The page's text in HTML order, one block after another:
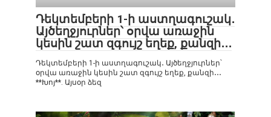
Դեկտեմբերի 1-ի աստղագուշակ․
Այծեղջյուրներ՝ օրվա առաջին
կեսին շատ զգույշ եղեք, քանզի․․․
Դեկտեմբերի 1-ի աստղագուշակ․ Այծեղջյուրներ՝
օրվա առաջին կեսին շատ զգույշ եղեք, քանզի․․․
**Խոյ**. Այսօր ձեզ